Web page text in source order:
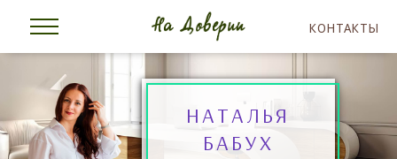
КОНТАКТЫ
НАТАЛЬЯ
БАБУХ